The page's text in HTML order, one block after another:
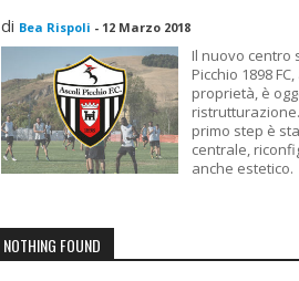
di Bea Rispoli - 12 Marzo 2018
Il nuovo centro
Picchio 1898
proprietà, è
primo step è
centrale,
anche estetico.
NOTHING FOUND